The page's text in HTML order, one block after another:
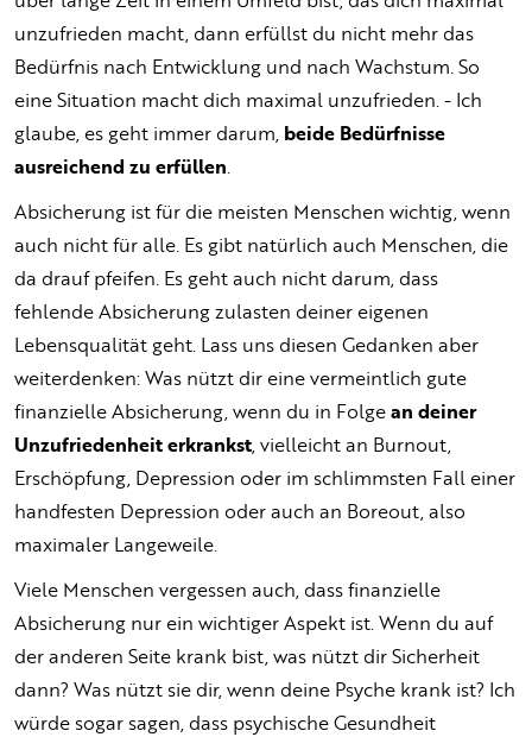
unzufrieden macht, dann erfüllst du nicht mehr das
Bedürfnis nach Entwicklung und nach Wachstum. So
eine Situation macht dich maximal unzufrieden. - Ich
glaube, es geht immer darum, beide Bedürfnisse
ausreichend zu erfüllen
Absicherung ist für die meisten Menschen wichtig, wenn
auch nicht für alle. Es gibt natürlich auch Menschen, die
da drauf pfeifen. Es geht auch nicht darum, dass
fehlende Absicherung zulasten deiner eigenen
Lebensqualität geht. Lass uns diesen Gedanken aber
weiterdenken: Was nützt dir eine vermeintlich gute
finanzielle Absicherung, wenn du in Folgean deiner
Unzufriedenheit erkrankst , vielleicht an Burnout,
Erschöpfung, Depression oder im schlimmsten Fall einer
handfesten Depression oder auch an Boreout, also
maximaler Langeweile.
Viele Menschen vergessen auch, dass finanzielle
Absicherung nur ein wichtiger Aspekt ist. Wenn du auf
der anderen Seite krank bist, was nützt dir Sicherheit
dann? Was nützt sie dir, wenn deine Psyche krank ist? Ich
würde sogar sagen, dass psychische Gesundheit